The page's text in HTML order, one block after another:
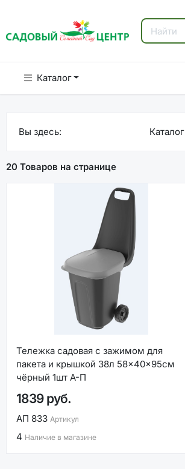
Каталог
Вы здесь: Каталог
20 Товаров на странице
Тележка садовая с зажимом для
пакета и крышкой 38л 58×40×95см
чёрный 1шт А-П
1839 руб.
АП 833 Артикул
4 Наличие в магазине